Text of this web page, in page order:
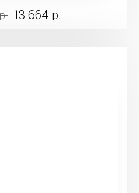
13 664 р.